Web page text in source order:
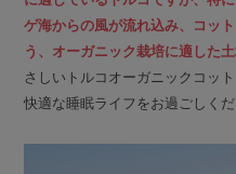
ゲ海からの風が流れ込み、コッ
う、オーガニック栽培に適した
さしいトルコオーガニックコッ
快適な睡眠ライフをお過ごしくだ